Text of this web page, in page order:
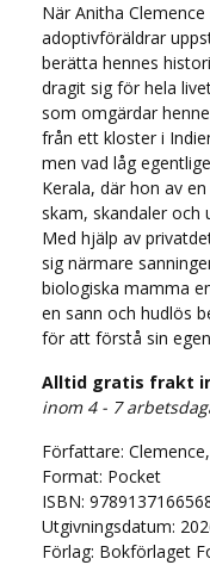
När Anitha
adoptivföräldrar
berätta hennes
dragit sig för hela
som omgärdar
från ett kloster i
men vad låg
Kerala, där hon av
skam, skandaler och
Med hjälp av
sig närmare
biologiska mamma
en sann och hudlös
för att förstå sin
Alltid gratis frakt
inom 4 - 7
Författare:
Format: Pocket
ISBN:
Utgivningsdatum:
Förlag: Bokförlaget